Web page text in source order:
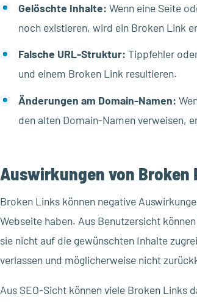
Gelöschte Inhalte: Wenn eine Seite
noch existieren, wird ein Broken Link
Falsche URL-Struktur: Tippfehler
und einem Broken Link resultieren.
Änderungen am Domain-Namen:
den alten Domain-Namen verweisen,
Auswirkungen von Broken
Broken Links können negative
Webseite haben. Aus Benutzersicht
sie nicht auf die gewünschten Inhalte
verlassen und möglicherweise nicht
Aus SEO-Sicht können viele Broken Links